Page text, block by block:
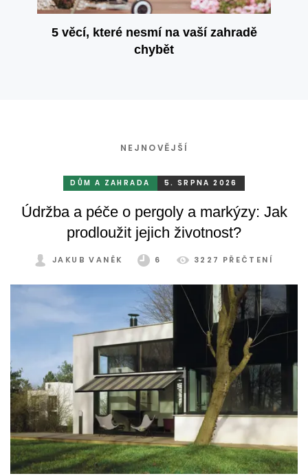
5 věcí, které nesmí na vaší zahradě
chybět
NEJNOVĚJŠÍ
DŮM A ZAHRADA 5. SRPNA 2026
Údržba a péče o pergoly a markýzy: Jak
prodloužit jejich životnost?
JAKUB VANĚK 6 3227 PŘEČTENÍ